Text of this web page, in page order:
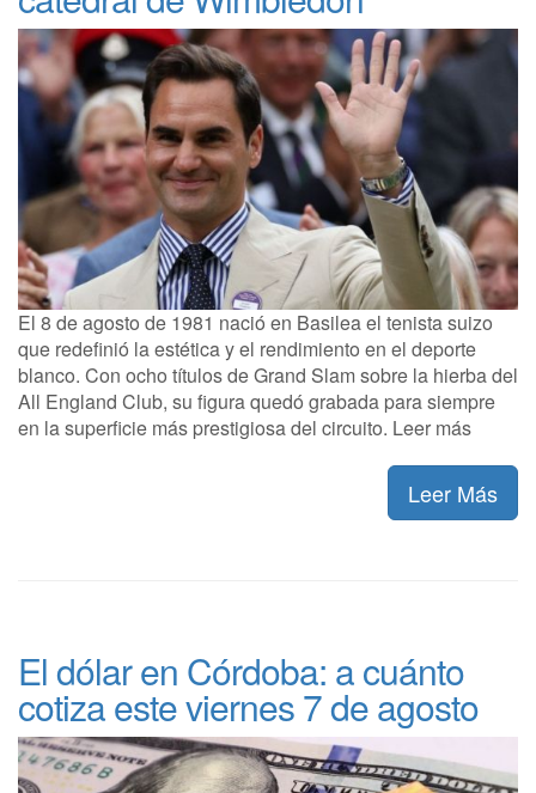
El 8 de agosto de 1981 nació en Basilea el tenista suizo
que redefinió la estética y el rendimiento en el deporte
blanco. Con ocho títulos de Grand Slam sobre la hierba del
All England Club, su figura quedó grabada para siempre
en la superficie más prestigiosa del circuito. Leer más
Leer Más
El dólar en Córdoba: a cuánto
cotiza este viernes 7 de agosto